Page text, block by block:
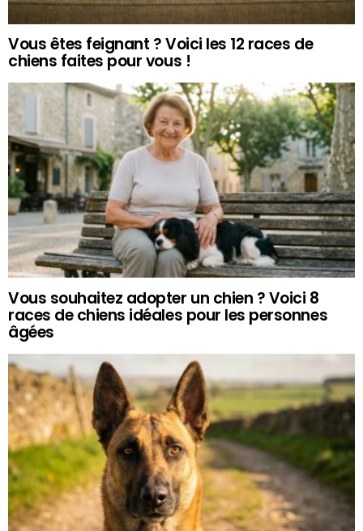
Vous êtes feignant ? Voici les 12 races de
chiens faites pour vous !
Vous souhaitez adopter un chien ? Voici 8
races de chiens idéales pour les personnes
âgées